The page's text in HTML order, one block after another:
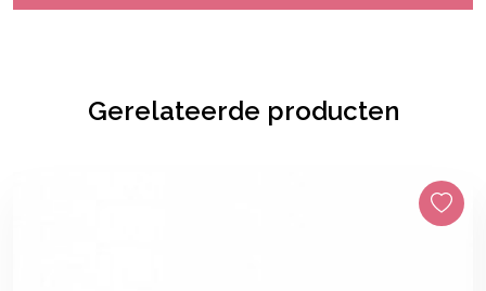
Gerelateerde producten